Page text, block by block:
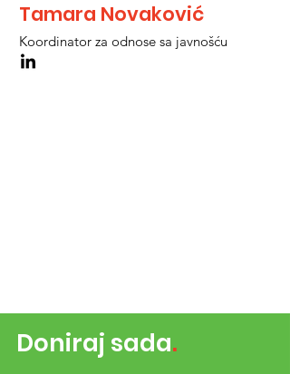
Tamara Novaković
Koordinator za odnose sa javnošću
Doniraj sada.